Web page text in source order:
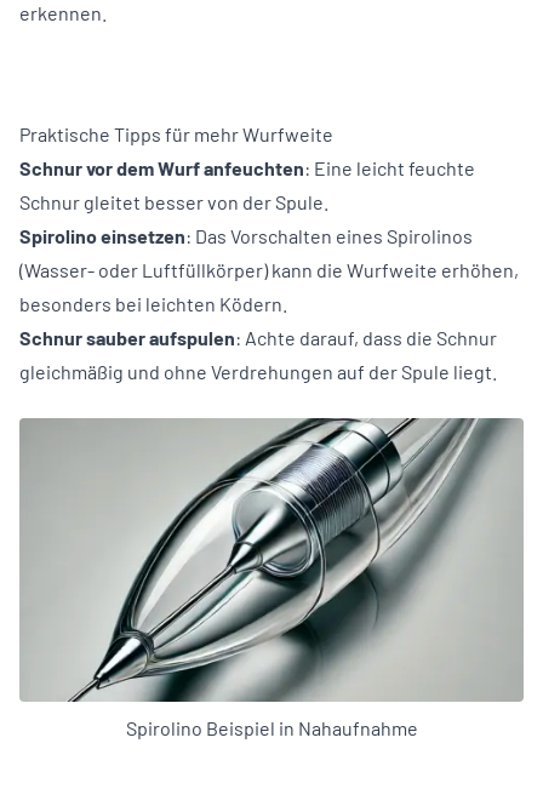
erkennen.
Praktische Tipps für mehr Wurfweite
Schnur vor dem Wurf anfeuchten: Eine leicht feuchte
Schnur gleitet besser von der Spule.
Spirolino einsetzen: Das Vorschalten eines Spirolinos
(Wasser- oder Luftfüllkörper) kann die Wurfweite erhöhen,
besonders bei leichten Ködern.
Schnur sauber aufspulen: Achte darauf, dass die Schnur
gleichmäßig und ohne Verdrehungen auf der Spule liegt.
Spirolino Beispiel in Nahaufnahme